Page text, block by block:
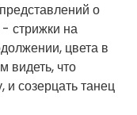
о
стрижки на
цвета в
видеть, что
и созерцать танец